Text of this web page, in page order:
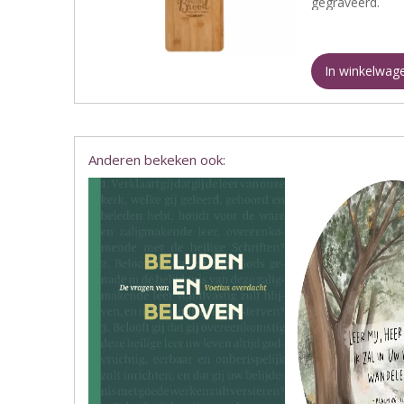
In
Anderen bekeken ook: